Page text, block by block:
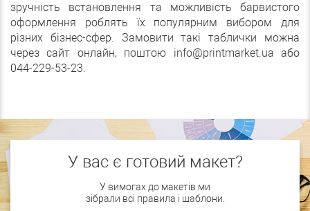
зручність встановлення та можливість барвистого
оформлення роблять їх популярним вибором для
різних бізнес-сфер. Замовити такі таблички можна
через сайт онлайн, поштою info@printmarket.ua або
044-229-53-23.
У вас є готовий макет?
У вимогах до макетів ми
зібрали всі правила і шаблони.